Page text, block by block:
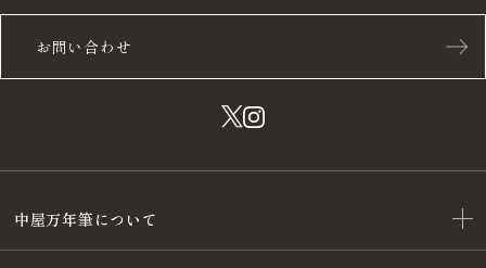
お問い合わせ
中屋万年筆について